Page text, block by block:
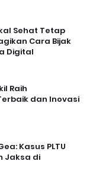
Sehat Tetap
Cara Bijak
Digital
Raih
dan Inovasi
Kasus PLTU
Jaksa di